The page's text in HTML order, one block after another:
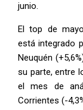
junio.
El top de
está integrado
Neuquén
su parte, entre
el mes de
Corrientes (-